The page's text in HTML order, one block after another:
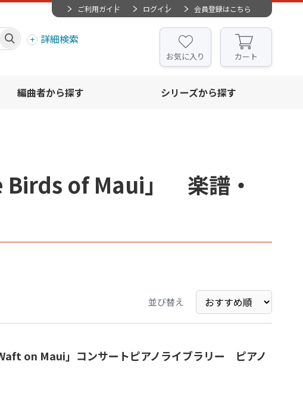
ご利用ガイド ログイン 会員登録はこちら
詳細検索
お気に入り カート
編曲者から探す シリーズから探す
Birds of Maui」 楽譜・
並び替え
on Maui」コンサートピアノライブラリー ピアノ